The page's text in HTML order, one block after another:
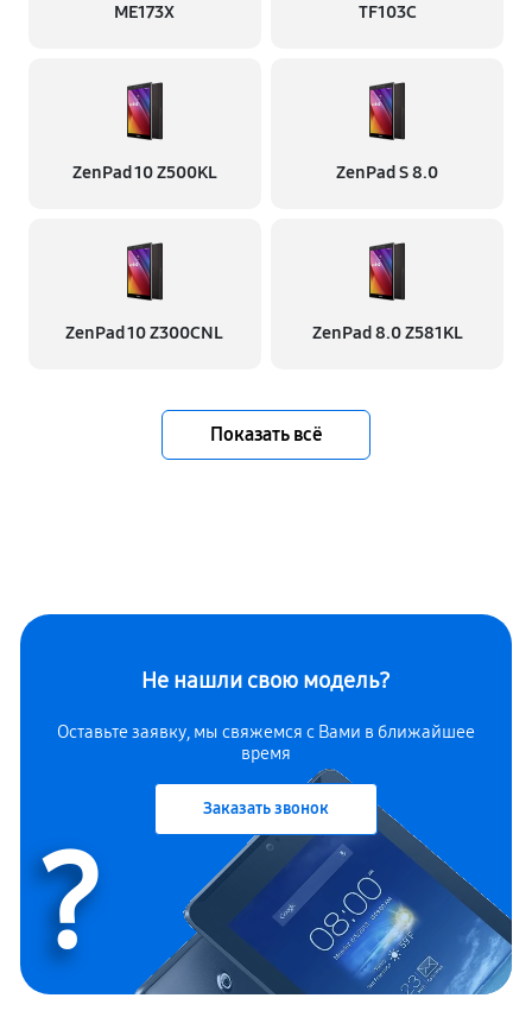
ME173X
TF103C
ZenPad 10 Z500KL ZenPad S 8.0
ZenPad 10 Z300CNL ZenPad 8.0 Z581KL
Показать всё
Не нашли свою модель?
Оставьте заявку, мы свяжемся с Вами в ближайшее
время
Заказать звонок
?